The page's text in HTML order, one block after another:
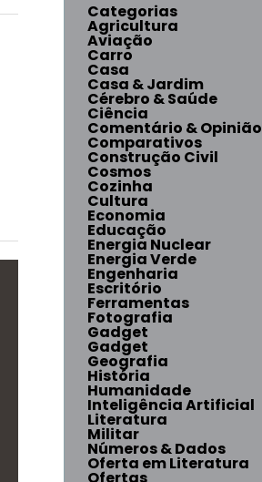
Categorias
Agricultura
Aviação
Carro
Casa
Casa & Jardim
Cérebro & Saúde
Ciência
Comentário & Opinião
Comparativos
Construção Civil
Cosmos
Cozinha
Cultura
Economia
Educação
Energia Nuclear
Energia Verde
Engenharia
Escritório
Ferramentas
Fotografia
Gadget
Gadget
Geografia
História
Humanidade
Inteligência Artificial
Literatura
Militar
Números & Dados
Oferta em Literatura